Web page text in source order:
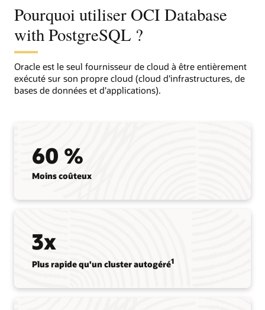
Pourquoi utiliser OCI Database
with PostgreSQL ?
Oracle est le seul fournisseur de cloud à être entièrement
exécuté sur son propre cloud (cloud d'infrastructures, de
bases de données et d'applications).
60 %
Moins coûteux
3x
Plus rapide qu'un cluster autogéré1